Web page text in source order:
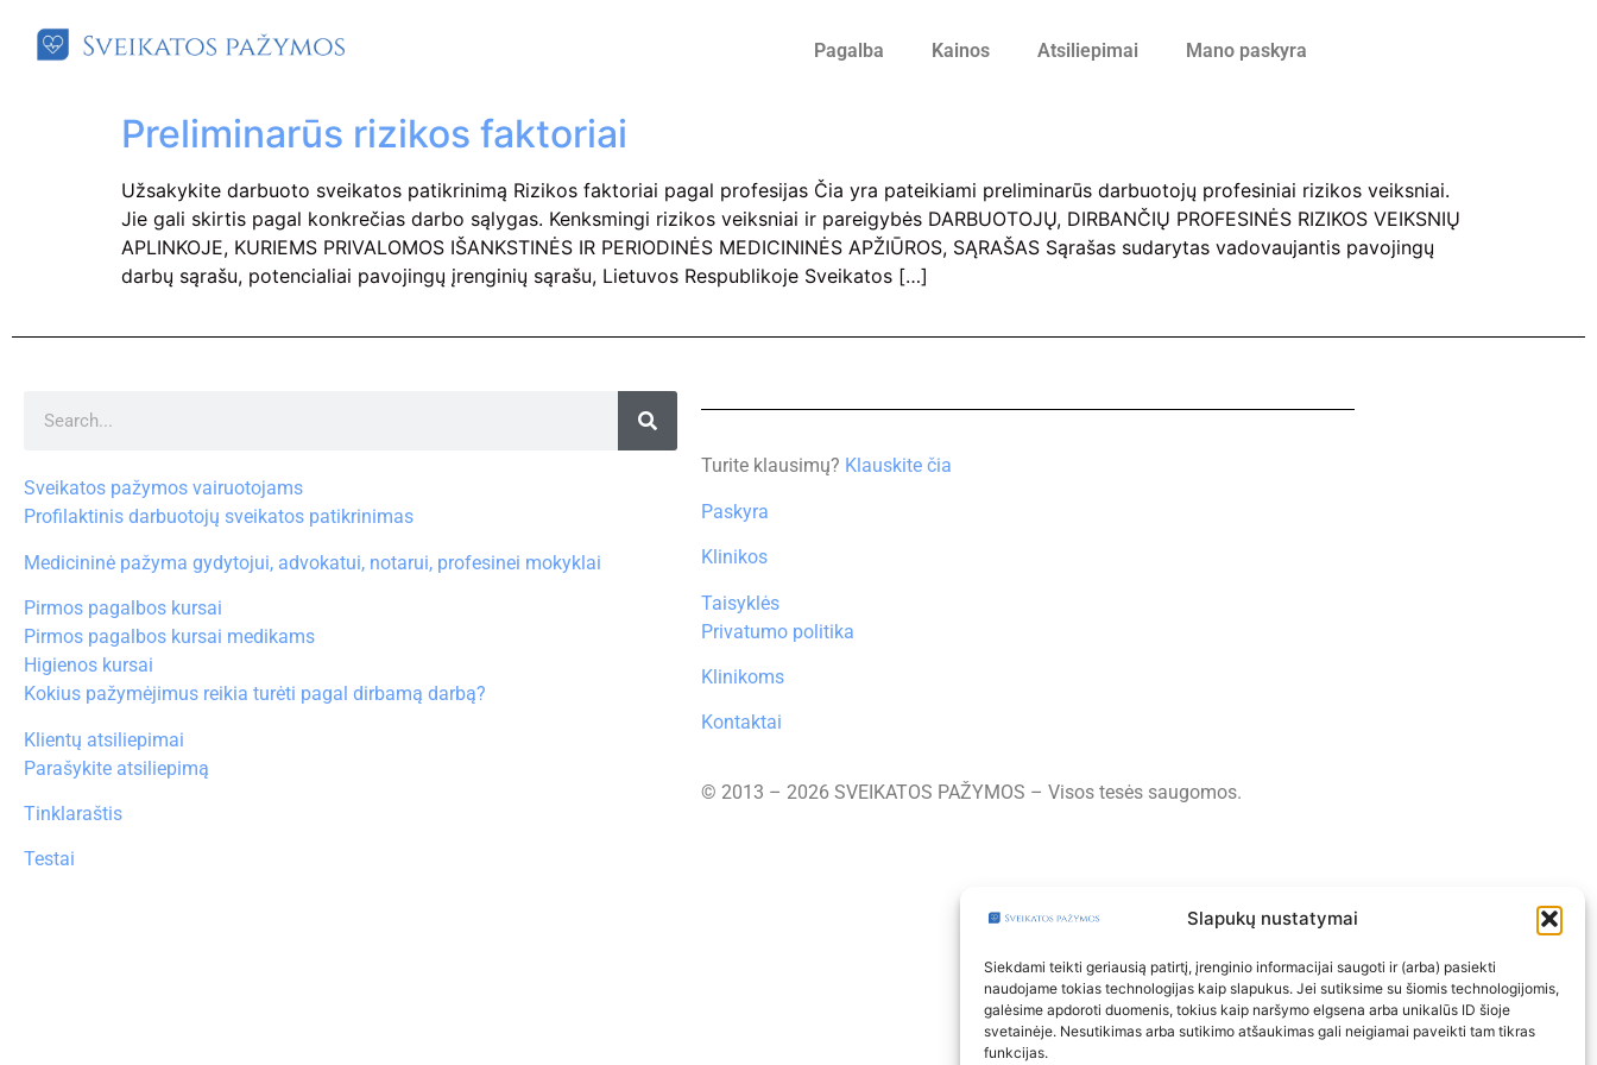
Slapukų nustatymai
Siekdami teikti geriausią patirtį, įrenginio informacijai saugoti ir (arba) pasiekti
naudojame tokias technologijas kaip slapukus. Jei sutiksime su šiomis technologijomis,
galėsime apdoroti duomenis, tokius kaip naršymo elgsena arba unikalūs ID šioje
svetainėje. Nesutikimas arba sutikimo atšaukimas gali neigiamai paveikti tam tikras
funkcijas.
Pagalba Kainos Atsiliepimai Mano paskyra
Preliminarūs rizikos faktoriai
Užsakykite darbuoto sveikatos patikrinimą Rizikos faktoriai pagal profesijas Čia yra pateikiami preliminarūs darbuotojų profesiniai rizikos veiksniai.
Jie gali skirtis pagal konkrečias darbo sąlygas. Kenksmingi rizikos veiksniai ir pareigybės DARBUOTOJŲ, DIRBANČIŲ PROFESINĖS RIZIKOS VEIKSNIŲ
APLINKOJE, KURIEMS PRIVALOMOS IŠANKSTINĖS IR PERIODINĖS MEDICININĖS APŽIŪROS, SĄRAŠAS Sąrašas sudarytas vadovaujantis pavojingų
darbų sąrašu, potencialiai pavojingų įrenginių sąrašu, Lietuvos Respublikoje Sveikatos […]
Sveikatos pažymos vairuotojams
Profilaktinis darbuotojų sveikatos patikrinimas
Medicininė pažyma gydytojui, advokatui, notarui, profesinei mokyklai
Pirmos pagalbos kursai
Pirmos pagalbos kursai medikams
Higienos kursai
Kokius pažymėjimus reikia turėti pagal dirbamą darbą?
Klientų atsiliepimai
Parašykite atsiliepimą
Tinklaraštis
Testai
Turite klausimų? Klauskite čia
Paskyra
Klinikos
Taisyklės
Privatumo politika
Klinikoms
Kontaktai
© 2013 – 2026 SVEIKATOS PAŽYMOS – Visos tesės saugomos.